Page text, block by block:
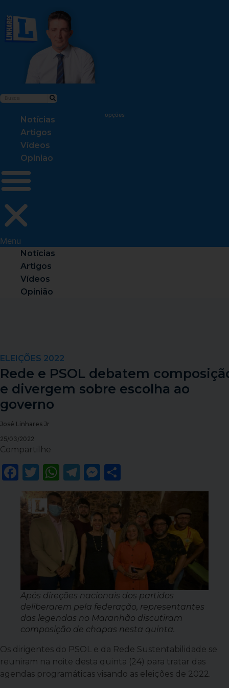
Notícias
Artigos
Vídeos
Opinião
Menu
Notícias
Artigos
Vídeos
Opinião
ELEIÇÕES 2022
Rede e PSOL debatem
e divergem sobre escolha ao
governo
José Linhares Jr
25/03/2022
Compartilhe
Facebook
Twitter
WhatsApp
Telegram
Messenger
Após direções nacionais dos partidos
deliberarem pela federação, representantes
das legendas no Maranhão discutiram
composição de chapas nesta quinta.
Os dirigentes do PSOL e da Rede Sustentabilidade se
reuniram na noite desta quinta (24) para tratar das
agendas programáticas visando as eleições de 2022.